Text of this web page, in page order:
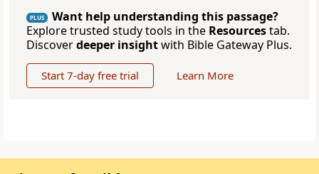
PLUS
Want help understanding this passage?
Explore trusted study tools in the Resourcestab.
Discoverdeeper insightwith Bible Gateway Plus.
Start 7-day free trial Learn More